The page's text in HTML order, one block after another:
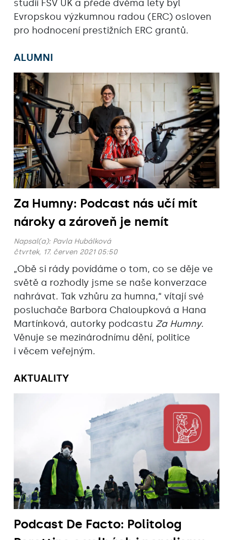
studií FSV UK a přede dvěma lety byl
Evropskou výzkumnou radou (ERC) osloven
pro hodnocení prestižních ERC grantů.
ALUMNI
Za Humny: Podcast nás učí mít
nároky a zároveň je nemít
Napsal(a): Pavla Hubálková
čtvrtek, 17. červen 2021 05:50
„Obě si rády povídáme o tom, co se děje ve
světě a rozhodly jsme se naše konverzace
nahrávat. Tak vzhůru za humna,“‎ vítají své
posluchače Barbora Chaloupková a Hana
Martínková, autorky podcastu Za Humny.
Věnuje se mezinárodnímu dění, politice
i věcem veřejným.
AKTUALITY
Podcast De Facto: Politolog